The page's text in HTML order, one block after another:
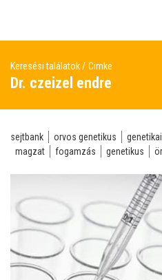
Keresési találatok Cimke
Dr. czeizel endre
sejtbank orvos genetikus
magzat
fogamzás genetikus